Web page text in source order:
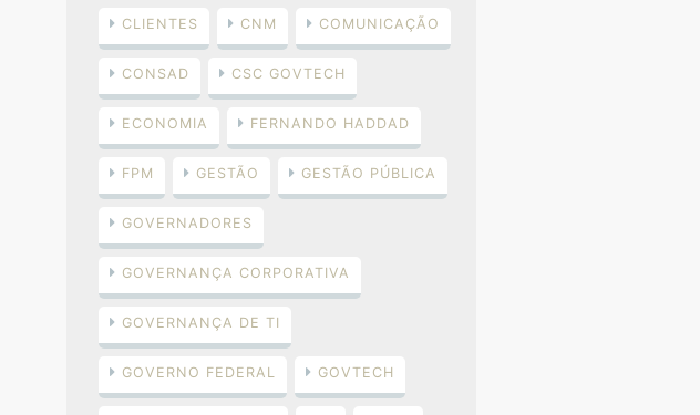
CLIENTES CNM COMUNICAÇÃO
CONSAD CSC GOVTECH
ECONOMIA FERNANDO HADDAD
FPM GESTÃO GESTÃO PÚBLICA
GOVERNADORES
GOVERNANÇA CORPORATIVA
GOVERNANÇA DE TI
GOVERNO FEDERAL GOVTECH